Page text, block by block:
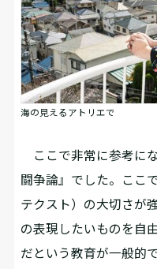
海の見えるアトリエで
ここで非常に参考に
闘争論』でした。ここ
テクスト）の大切さが
の表現したいものを自
だという教育が一般的